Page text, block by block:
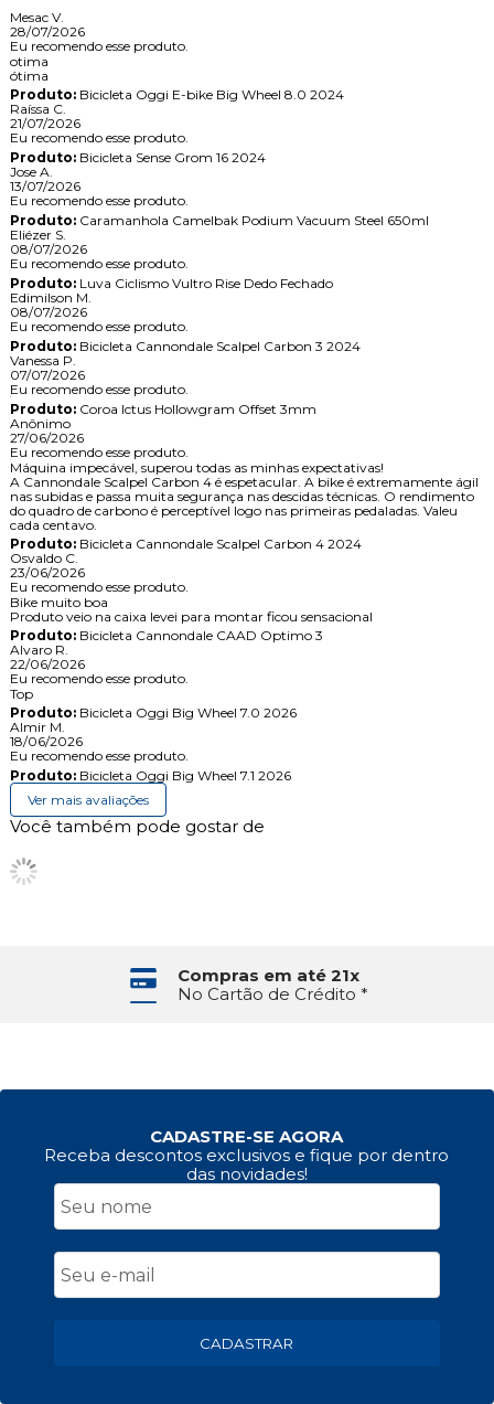
Mesac V.
28/07/2026
Eu recomendo esse produto.
otima
ótima
Produto:Bicicleta Oggi E-bike Big Wheel 8.0 2024
Raíssa C.
21/07/2026
Eu recomendo esse produto.
Produto:Bicicleta Sense Grom 16 2024
Jose A.
13/07/2026
Eu recomendo esse produto.
Produto:Caramanhola Camelbak Podium Vacuum Steel 650ml
Eliézer S.
08/07/2026
Eu recomendo esse produto.
Produto:Luva Ciclismo Vultro Rise Dedo Fechado
Edimilson M.
08/07/2026
Eu recomendo esse produto.
Produto:Bicicleta Cannondale Scalpel Carbon 3 2024
Vanessa P.
07/07/2026
Eu recomendo esse produto.
Produto:Coroa Ictus Hollowgram Offset 3mm
Anônimo
27/06/2026
Eu recomendo esse produto.
Máquina impecável, superou todas as minhas expectativas!
A Cannondale Scalpel Carbon 4 é espetacular. A bike é extremamente ágil
nas subidas e passa muita segurança nas descidas técnicas. O rendimento
do quadro de carbono é perceptível logo nas primeiras pedaladas. Valeu
cada centavo.
Produto:Bicicleta Cannondale Scalpel Carbon 4 2024
Osvaldo C.
23/06/2026
Eu recomendo esse produto.
Bike muito boa
Produto veio na caixa levei para montar ficou sensacional
Produto:Bicicleta Cannondale CAAD Optimo 3
Alvaro R.
22/06/2026
Eu recomendo esse produto.
Top
Produto:Bicicleta Oggi Big Wheel 7.0 2026
Almir M.
18/06/2026
Eu recomendo esse produto.
Produto:Bicicleta Oggi Big Wheel 7.1 2026
Ver mais avaliações
Você também pode gostar de
Compras em até 21x
No Cartão de Crédito *
CADASTRE-SE AGORA
Receba descontos exclusivos e fique por dentro
das novidades!
CADASTRAR